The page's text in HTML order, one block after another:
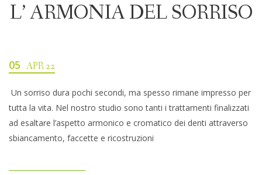
L’ ARMONIA DEL SORRISO
05 APR 22
Un sorriso dura pochi secondi, ma spesso rimane impresso per
tutta la vita. Nel nostro studio sono tanti i trattamenti finalizzati
ad esaltare l’aspetto armonico e cromatico dei denti attraverso
sbiancamento, faccette e ricostruzioni